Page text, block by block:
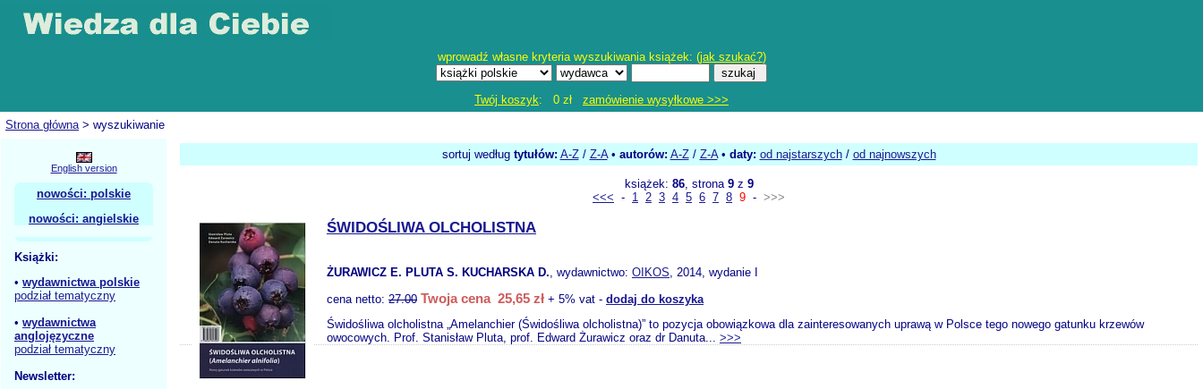
wprowadź własne kryteria wyszukiwania książek: (jak szukać?)
Twój koszyk: 0 zł zamówienie wysyłkowe >>>
Strona główna> wyszukiwanie
English version
nowości: polskie
nowości: angielskie
Książki:
• wydawnictwa polskie
podział tematyczny
• wydawnictwa
anglojęzyczne
podział tematyczny
Newsletter:
sortuj według tytułów: A-Z/ Z-A• autorów: A-Z/ Z-A• daty: od najstarszych/ od najnowszych
książek: 86, strona 9z 9
<<< - 1 2 3 4 5 6 7 8 9 - >>>
ŚWIDOŚLIWA OLCHOLISTNA
ŻURAWICZ E. PLUTA S. KUCHARSKA D., wydawnictwo: OIKOS, 2014, wydanie I
cena netto: 27.00 Twoja cena 25,65 zł + 5% vat - dodaj do koszyka
Świdośliwa olcholistna „Amelanchier (Świdośliwa olcholistna)” to pozycja obowiązkowa dla zainteresowanych uprawą w Polsce tego nowego gatunku krzewów
owocowych. Prof. Stanisław Pluta, prof. Edward Żurawicz oraz dr Danuta... >>>